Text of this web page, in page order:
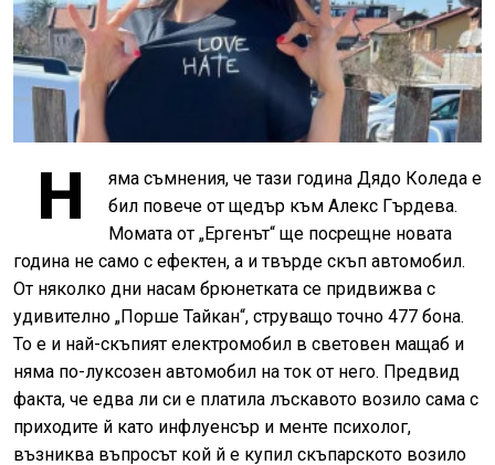
Н
яма съмнения, че тази година Дядо Коледа е
бил повече от щедър към Алекс Гърдева.
Момата от „Ергенът“ ще посрещне новата
година не само с ефектен, а и твърде скъп автомобил.
От няколко дни насам брюнетката се придвижва с
удивително „Порше Тайкан“, струващо точно 477 бона.
То е и най-скъпият електромобил в световен мащаб и
няма по-луксозен автомобил на ток от него. Предвид
факта, че едва ли си е платила лъскавото возило сама с
приходите й като инфлуенсър и менте психолог,
възниква въпросът кой й е купил скъпарското возило